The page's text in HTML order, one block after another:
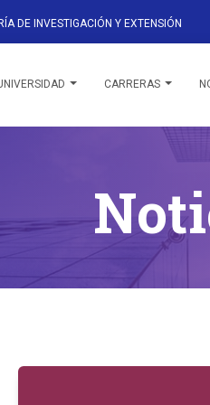
DE INVESTIGACIÓN Y EXTENSIÓN
CARRERAS